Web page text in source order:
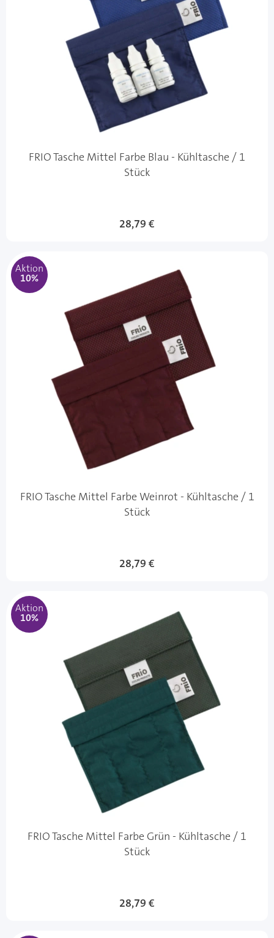
FRIO Tasche Mittel Farbe Blau - Kühltasche / 1
Stück
Sonderangebot
28,79 €
Aktion
10%
FRIO Tasche Mittel Farbe Weinrot - Kühltasche / 1
Stück
Sonderangebot
28,79 €
Aktion
10%
FRIO Tasche Mittel Farbe Grün - Kühltasche / 1
Stück
Sonderangebot
28,79 €